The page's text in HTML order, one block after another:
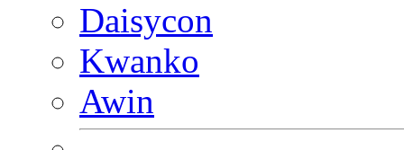
Daisycon
Kwanko
Awin